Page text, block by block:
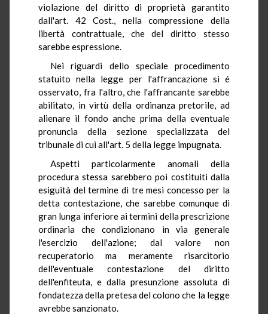
violazione del diritto di proprietà garantito
dall'art. 42 Cost., nella compressione della
libertà contrattuale, che del diritto stesso
sarebbe espressione.
Nei riguardi dello speciale procedimento
statuito nella legge per l'affrancazione si é
osservato, fra l'altro, che l'affrancante sarebbe
abilitato, in virtù della ordinanza pretorile, ad
alienare il fondo anche prima della eventuale
pronuncia della sezione specializzata del
tribunale di cui all'art. 5 della legge impugnata.
Aspetti particolarmente anomali della
procedura stessa sarebbero poi costituiti dalla
esiguità del termine di tre mesi concesso per la
detta contestazione, che sarebbe comunque di
gran lunga inferiore ai termini della prescrizione
ordinaria che condizionano in via generale
l'esercizio dell'azione; dal valore non
recuperatorio ma meramente risarcitorio
dell'eventuale contestazione del diritto
dell'enfiteuta, e dalla presunzione assoluta di
fondatezza della pretesa del colono che la legge
avrebbe sanzionato.